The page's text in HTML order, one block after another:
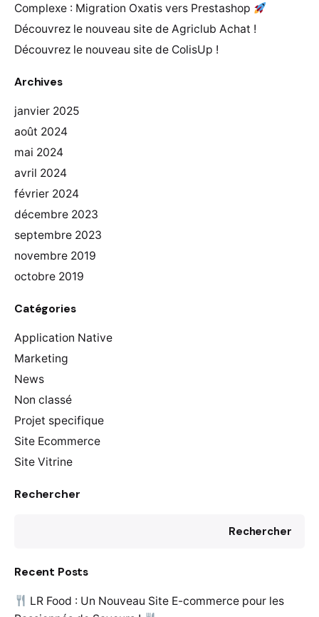
Complexe : Migration Oxatis vers Prestashop
Découvrez le nouveau site de Agriclub Achat !
Découvrez le nouveau site de ColisUp !
Archives
janvier 2025
août 2024
mai 2024
avril 2024
février 2024
décembre 2023
septembre 2023
novembre 2019
octobre 2019
Catégories
Application Native
Marketing
News
Non classé
Projet specifique
Site Ecommerce
Site Vitrine
Rechercher
Rechercher
Recent Posts
LR Food : Un Nouveau Site E-commerce pour les